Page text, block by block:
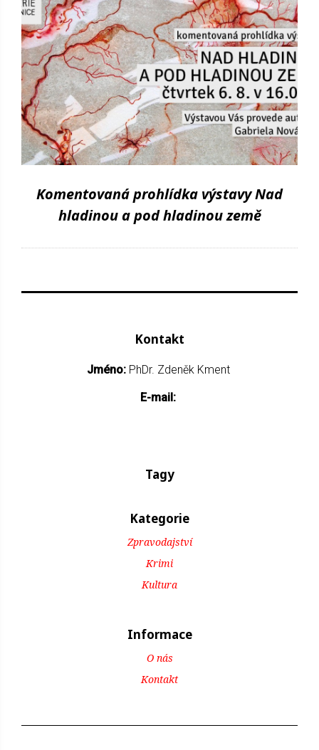
Komentovaná prohlídka výstavy Nad
hladinou a pod hladinou země
Kontakt
Jméno: PhDr. Zdeněk Kment
E-mail:
Tagy
Kategorie
Zpravodajství
Krimi
Kultura
Informace
O nás
Kontakt